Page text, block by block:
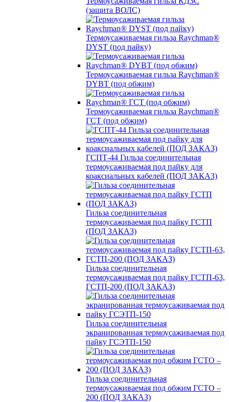
(защита ВОЛС)
Термоусаживаемая гильза Raychman®
DYST (под пайку)
Термоусаживаемая гильза Raychman®
DYBT (под обжим)
Термоусаживаемая гильза Raychman®
ГСТ (под обжим)
ГСПТ-44 Гильза соединительная
термоусаживаемая под пайку для
коаксиальных кабелей (ПОД ЗАКАЗ)
Гильза соединительная
термоусаживаемая под пайку ГСТП
(ПОД ЗАКАЗ)
Гильза соединительная
термоусаживаемая под пайку ГСТП-63,
ГСТП-200 (ПОД ЗАКАЗ)
Гильза соединительная
экранированная термоусаживаемая под
пайку ГСЭТП-150
Гильза соединительная
термоусаживаемая под обжим ГСТО –
200 (ПОД ЗАКАЗ)